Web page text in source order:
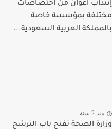
أعوان من اختصاصات
بمؤسسة خاصة
العربية السعودية...
2 سنة
الصحة تفتح باب الترشح